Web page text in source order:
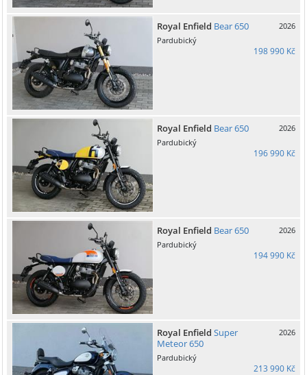
Royal Enfield Bear 650
2026
Pardubický
198 990 Kč
Royal Enfield Bear 650
2026
Pardubický
196 990 Kč
Royal Enfield Bear 650
2026
Pardubický
194 990 Kč
Royal Enfield Super
Meteor 650
2026
Pardubický
213 990 Kč